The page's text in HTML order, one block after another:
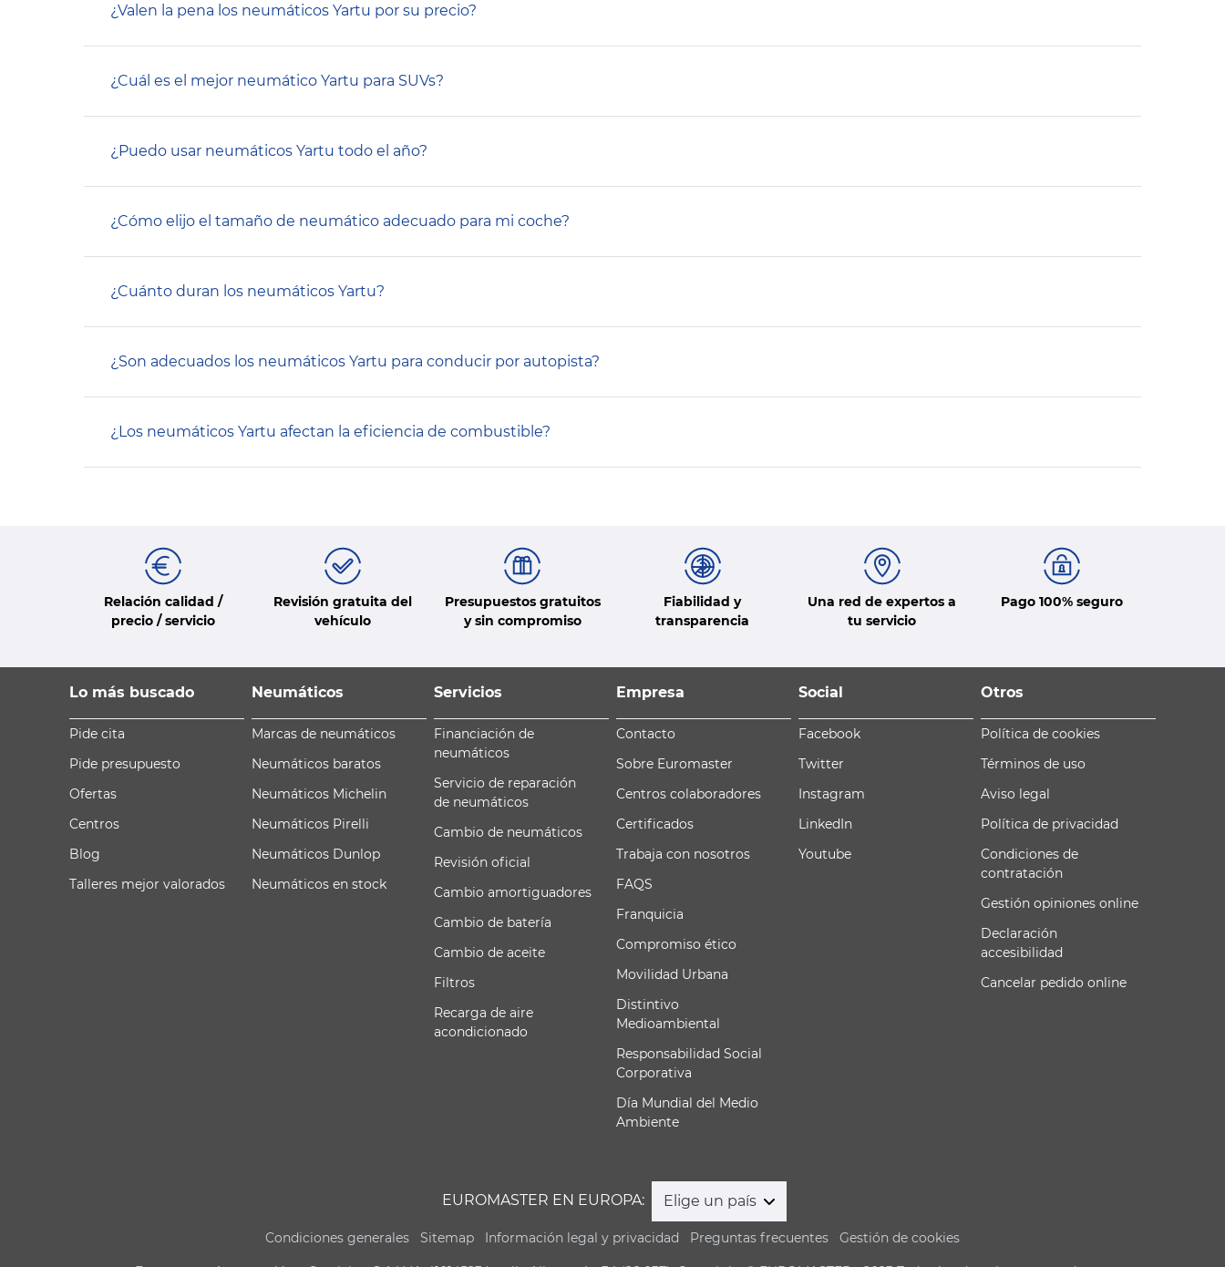
¿Valen la pena los neumáticos Yartu por su precio?
¿Cuál es el mejor neumático Yartu para SUVs?
¿Puedo usar neumáticos Yartu todo el año?
¿Cómo elijo el tamaño de neumático adecuado para mi coche?
¿Cuánto duran los neumáticos Yartu?
¿Son adecuados los neumáticos Yartu para conducir por autopista?
¿Los neumáticos Yartu afectan la eficiencia de combustible?
Relación calidad /
precio / servicio
Revisión gratuita del
vehículo
Presupuestos gratuitos
y sin compromiso
Fiabilidad y
transparencia
Una red de expertos a
tu servicio
Pago 100% seguro
Lo más buscado
Pide cita
Pide presupuesto
Ofertas
Centros
Blog
Talleres mejor valorados
Neumáticos
Marcas de neumáticos
Neumáticos baratos
Neumáticos Michelin
Neumáticos Pirelli
Neumáticos Dunlop
Neumáticos en stock
Servicios
Financiación de
neumáticos
Servicio de reparación
de neumáticos
Cambio de neumáticos
Revisión oficial
Cambio amortiguadores
Cambio de batería
Cambio de aceite
Filtros
Recarga de aire
acondicionado
Empresa
Contacto
Sobre Euromaster
Centros colaboradores
Certificados
Trabaja con nosotros
FAQS
Franquicia
Compromiso ético
Movilidad Urbana
Distintivo
Medioambiental
Responsabilidad Social
Corporativa
Día Mundial del Medio
Ambiente
Social
Facebook
Twitter
Instagram
LinkedIn
Youtube
Otros
Política de cookies
Términos de uso
Aviso legal
Política de privacidad
Condiciones de
contratación
Gestión opiniones online
Declaración
accesibilidad
Cancelar pedido online
EUROMASTER EN EUROPA: Elige un país
Condiciones generales Sitemap Información legal y privacidad Preguntas frecuentes Gestión de cookies